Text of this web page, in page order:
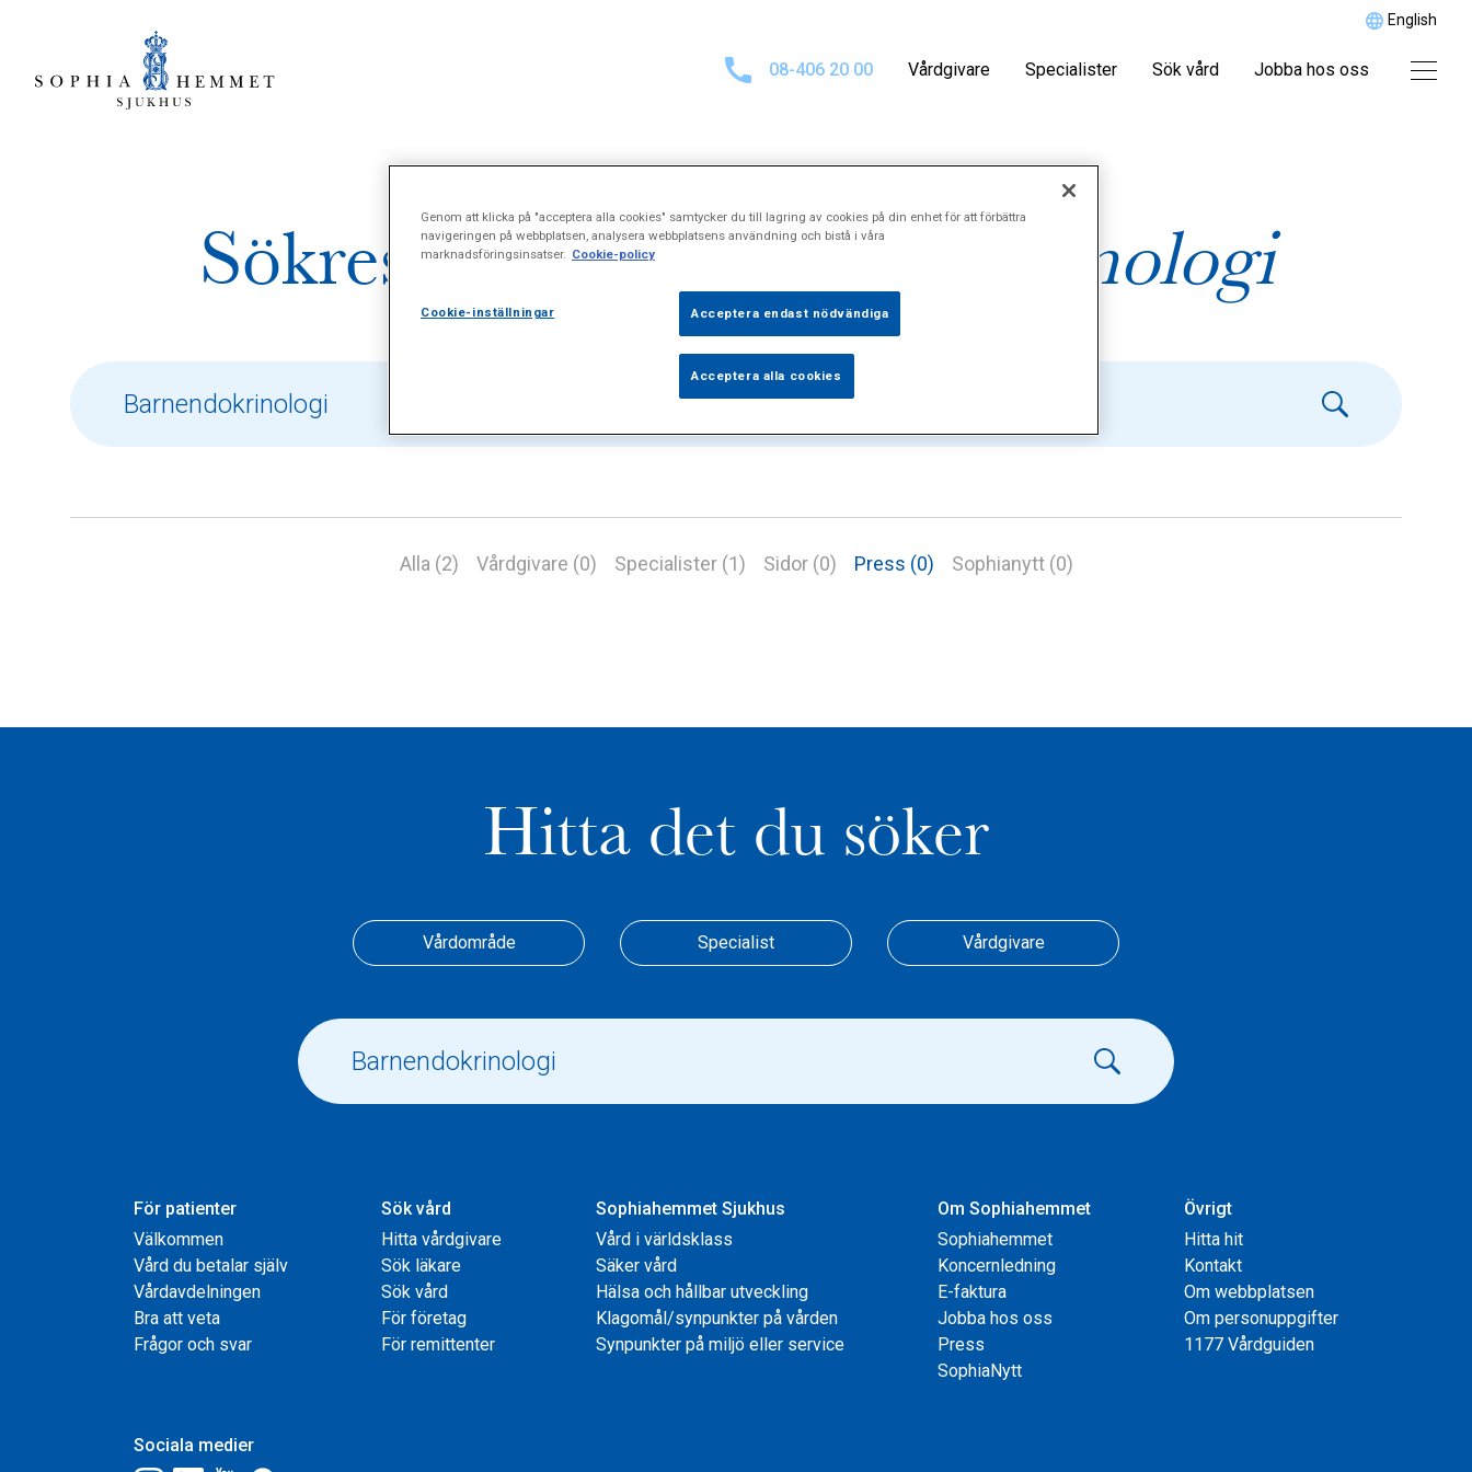
English
08-406 20 00 Vårdgivare Specialister Sök vård Jobba hos oss
Sökresultat förBarnendokrinologi
Alla (2) Vårdgivare (0) Specialister (1) Sidor (0) Press (0) Sophianytt (0)
Hitta det du söker
Vårdområde Specialist Vårdgivare
För patienter
Välkommen
Vård du betalar själv
Vårdavdelningen
Bra att veta
Frågor och svar
Sök vård
Hitta vårdgivare
Sök läkare
Sök vård
För företag
För remittenter
Sophiahemmet Sjukhus
Vård i världsklass
Säker vård
Hälsa och hållbar utveckling
Klagomål/synpunkter på vården
Synpunkter på miljö eller service
Om Sophiahemmet
Sophiahemmet
Koncernledning
E-faktura
Jobba hos oss
Press
SophiaNytt
Övrigt
Hitta hit
Kontakt
Om webbplatsen
Om personuppgifter
1177 Vårdguiden
Sociala medier
Genom att klicka på "acceptera alla cookies" samtycker du till lagring av cookies på din enhet för att förbättra
navigeringen på webbplatsen, analysera webbplatsens användning och bistå i våra
marknadsföringsinsatser. Cookie-policy
Cookie-inställningar Acceptera endast nödvändiga
Acceptera alla cookies